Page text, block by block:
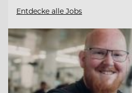
Entdecke alle Jobs